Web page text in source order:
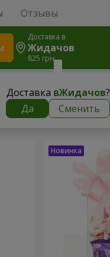
Отзывы
Доставка в
Жидачов
825 грн
Доставка вЖидачов?
Да
Сменить